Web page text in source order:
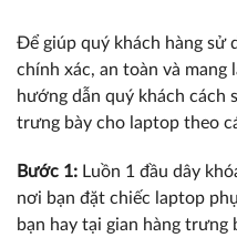
Để giúp quý khách hàng sử
chính xác, an toàn và mang
hướng dẫn quý khách cách
trưng bày cho laptop theo
Bước 1: Luồn 1 đầu dây
nơi bạn đặt chiếc laptop
bạn hay tại gian hàng trưng